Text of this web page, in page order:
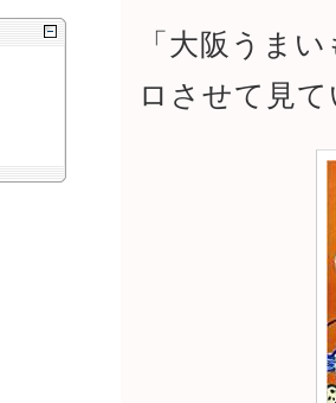
「大阪うま
ロさせて見